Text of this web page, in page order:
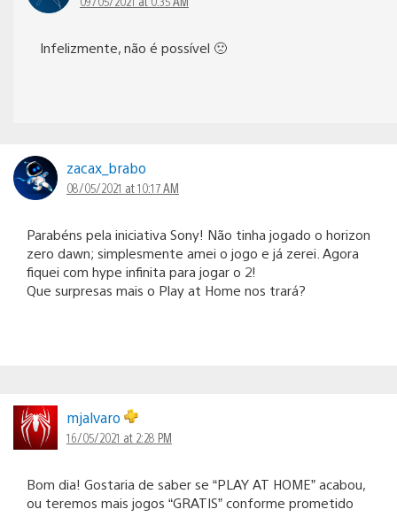
Infelizmente, não é possível 🙁
zacax_brabo
08/05/2021 at 10:17 AM
Parabéns pela iniciativa Sony! Não tinha jogado o horizon
zero dawn; simplesmente amei o jogo e já zerei. Agora
fiquei com hype infinita para jogar o 2!
Que surpresas mais o Play at Home nos trará?
mjalvaro
16/05/2021 at 2:28 PM
Bom dia! Gostaria de saber se “PLAY AT HOME” acabou,
ou teremos mais jogos “GRATIS” conforme prometido